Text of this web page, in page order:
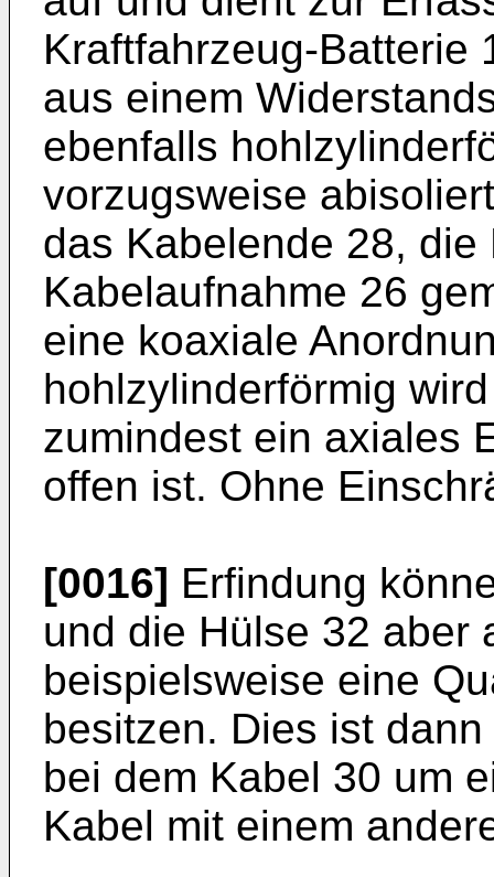
Kraftfahrzeug-Batterie
aus einem
ebenfalls
vorzugsweise
das Kabelende 28,
Kabelaufnahme 26
eine koaxiale
hohlzylinderförmig
zumindest ein axiales
offen ist. Ohne
[0016] Erfindung
und die Hülse 32 aber
beispielsweise eine
besitzen. Dies ist
bei dem Kabel 30 um
Kabel mit einem